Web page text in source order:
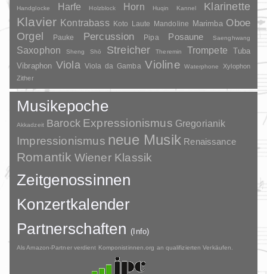
Handglocke
Harfe Holzblock Horn Huqin Kannel Klarinette
Klavier Kontrabass Koto Laute Mandoline Marimba Oboe
Orgel Pauke Percussion Pipa Posaune Saenghwang
Saxophon Sheng Shō Streicher Theremin Trompete
Tuba
Vibraphon Viola Viola da Gamba Violine Waterphone
Xylophon
Zither
Musikepoche
Akkadzeit Barock Expressionismus Gregorianik
Impressionismus neue Musik Renaissance
Romantik Wiener Klassik
Zeitgenossinnen
Konzertkalender
Partnerschaften(Info)
Als Amazon-Partner verdient Komponistinnen.org an qualifizierten Verkäufen.